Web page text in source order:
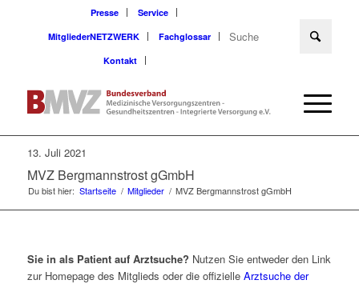
Presse
Service
MitgliederNETZWERK
Fachglossar
Kontakt
13. Juli 2021
MVZ Bergmannstrost gGmbH
Du bist hier: Startseite / Mitglieder / MVZ Bergmannstrost gGmbH
Sie in als Patient auf Arztsuche? Nutzen Sie entweder den Link
zur Homepage des Mitglieds oder die offizielle Arztsuche der